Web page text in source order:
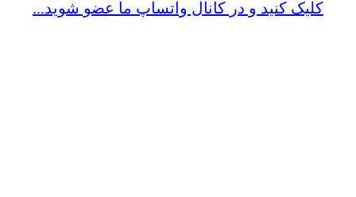
کلیک کنید و در کانال واتساپ ما عضو شوید...